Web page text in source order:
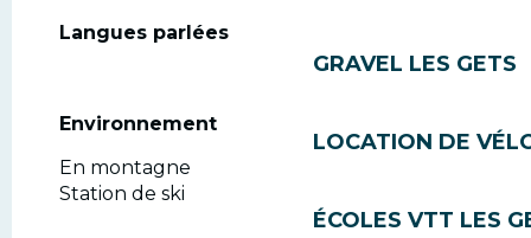
GRAVEL LES GETS
LOCATION DE
ÉCOLES VTT LES
Langues parlées
Langues parlées
Environnement
Environnement
En montagne
Station de ski